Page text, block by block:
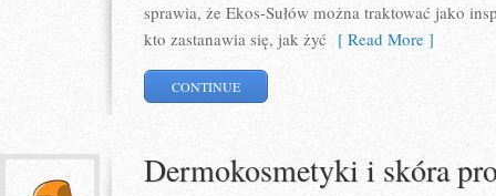
sprawia, że Ekos-Sułów można traktować jako
kto zastanawia się, jak żyć [ Read More ]
CONTINUE
Dermokosmetyki i skóra